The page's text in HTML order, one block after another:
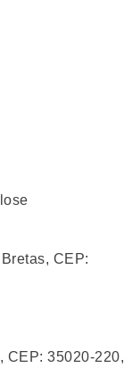
CEP:
CEP: 35020-220,